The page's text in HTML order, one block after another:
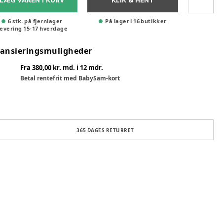
6 stk. på fjernlager
15-17 hverdage
På lager i 16 butikker
Fra 380,00 kr. md. i 12 mdr.
Betal rentefrit med BabySam-kort
365 DAGES RETURRET